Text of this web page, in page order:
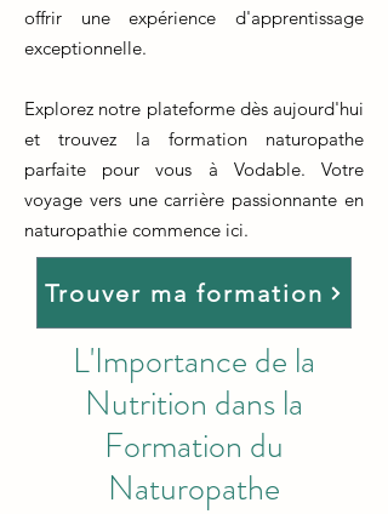
offrir une expérience d'apprentissage
exceptionnelle.
Explorez notre plateforme dès aujourd'hui
et trouvez la formation naturopathe
parfaite pour vous à Vodable. Votre
voyage vers une carrière passionnante en
naturopathie commence ici.
Trouver ma formation
L'Importance de la
Nutrition dans la
Formation du
Naturopathe